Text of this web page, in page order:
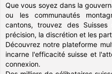
Que vous soyez dans la
ou les communautés
cantons, trouvez des
précision, la discrétion et les
Découvrez notre plateforme
incarne l'efficacité suisse et
connexion.